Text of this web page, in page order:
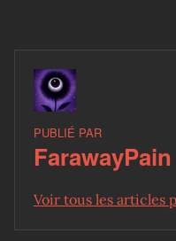
PUBLIÉ PAR
FarawayPain
Voir tous les articles